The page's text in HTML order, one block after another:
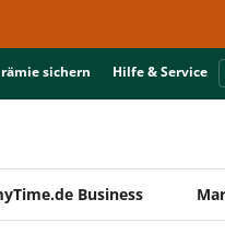
sichern Hilfe & Service
Business